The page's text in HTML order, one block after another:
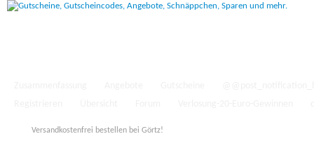
Versandkostenfrei bestellen bei Görtz!